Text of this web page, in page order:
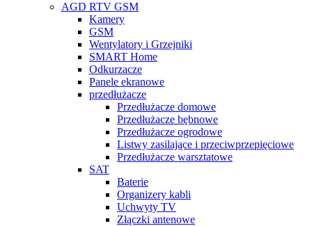
AGD RTV GSM
Kamery
GSM
Wentylatory i Grzejniki
SMART Home
Odkurzacze
Panele ekranowe
przedłużacze
Przedłużacze domowe
Przedłużacze bębnowe
Przedłużacze ogrodowe
Listwy zasilające i przeciwprzepięciowe
Przedłużacze warsztatowe
SAT
Baterie
Organizery kabli
Uchwyty TV
Złączki antenowe